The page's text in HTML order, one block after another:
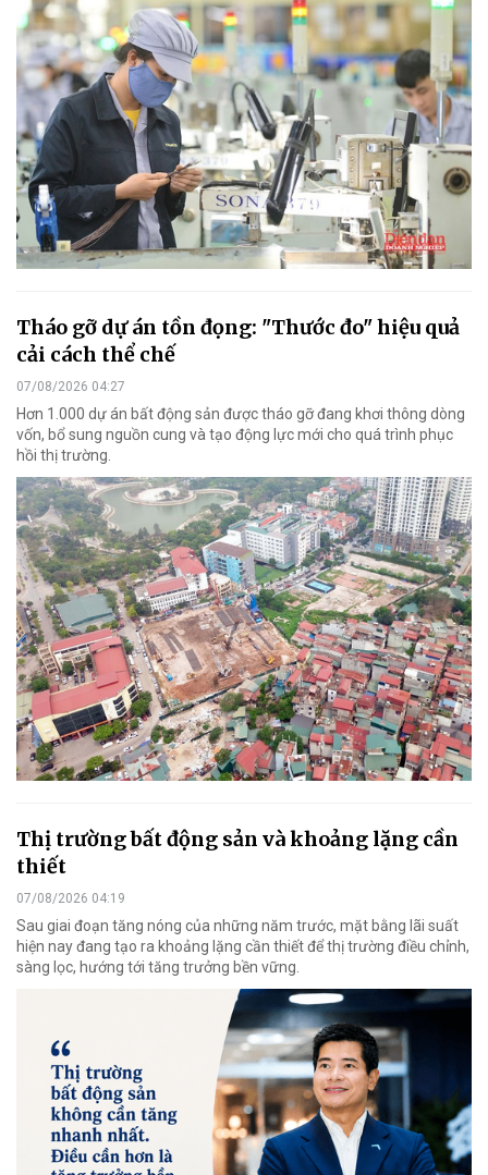
Tháo gỡ dự án tồn đọng: "Thước đo" hiệu quả
cải cách thể chế
07/08/2026 04:27
Hơn 1.000 dự án bất động sản được tháo gỡ đang khơi thông dòng
vốn, bổ sung nguồn cung và tạo động lực mới cho quá trình phục
hồi thị trường.
Thị trường bất động sản và khoảng lặng cần
thiết
07/08/2026 04:19
Sau giai đoạn tăng nóng của những năm trước, mặt bằng lãi suất
hiện nay đang tạo ra khoảng lặng cần thiết để thị trường điều chỉnh,
sàng lọc, hướng tới tăng trưởng bền vững.